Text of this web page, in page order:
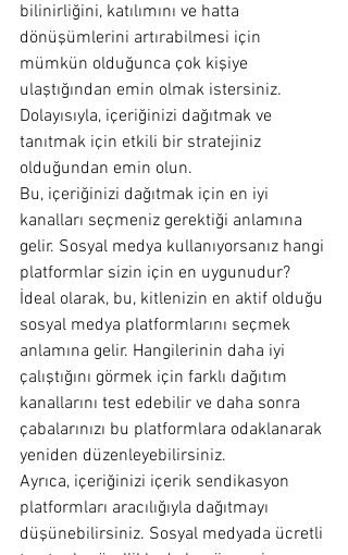
bilinirliğini, katılımını ve hatta
dönüşümlerini artırabilmesi için
mümkün olduğunca çok kişiye
ulaştığından emin olmak istersiniz.
Dolayısıyla, içeriğinizi dağıtmak ve
tanıtmak için etkili bir stratejiniz
olduğundan emin olun.
Bu, içeriğinizi dağıtmak için en iyi
kanalları seçmeniz gerektiği anlamına
gelir. Sosyal medya kullanıyorsanız hangi
platformlar sizin için en uygunudur?
İdeal olarak, bu, kitlenizin en aktif olduğu
sosyal medya platformlarını seçmek
anlamına gelir. Hangilerinin daha iyi
çalıştığını görmek için farklı dağıtım
kanallarını test edebilir ve daha sonra
çabalarınızı bu platformlara odaklanarak
yeniden düzenleyebilirsiniz.
Ayrıca, içeriğinizi içerik sendikasyon
platformları aracılığıyla dağıtmayı
düşünebilirsiniz. Sosyal medyada ücretli